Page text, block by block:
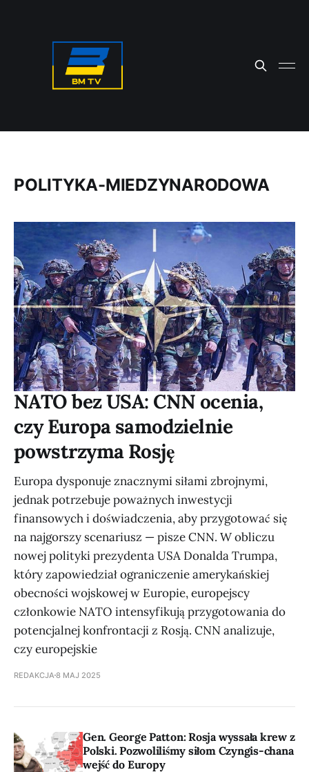
POLITYKA-MIEDZYNARODOWA
NATO bez USA: CNN ocenia,
czy Europa samodzielnie
powstrzyma Rosję
Europa dysponuje znacznymi siłami zbrojnymi,
jednak potrzebuje poważnych inwestycji
finansowych i doświadczenia, aby przygotować się
na najgorszy scenariusz — pisze CNN. W obliczu
nowej polityki prezydenta USA Donalda Trumpa,
który zapowiedział ograniczenie amerykańskiej
obecności wojskowej w Europie, europejscy
członkowie NATO intensyfikują przygotowania do
potencjalnej konfrontacji z Rosją. CNN analizuje,
czy europejskie
REDAKCJA 8 MAJ 2025
Gen. George Patton: Rosja wyssała krew z
Polski. Pozwoliliśmy siłom Czyngis-chana
wejść do Europy